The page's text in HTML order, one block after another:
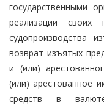
государственными
реализации
судопроизводства
возврат изъятых
и (или)
(или) арестованное
средств в